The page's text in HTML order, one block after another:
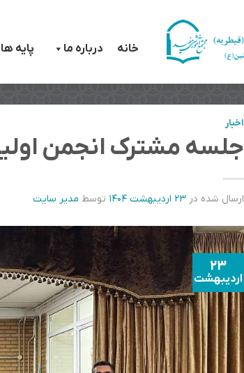
خانه درباره ما پایه
اخبار
جلسه مشترک انجمن
ارسال شده در ۲۳ اردیبهشت ۱۴۰۴ توسط مدیر سایت
23
اردیبهشت